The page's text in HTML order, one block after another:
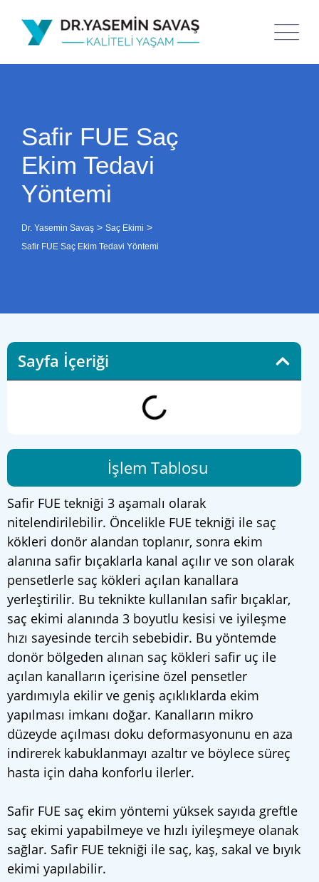
Safir FUE Saç
Ekim Tedavi
Yöntemi
Dr. Yasemin Savaş > Saç Ekimi >
Safir FUE Saç Ekim Tedavi Yöntemi
Sayfa İçeriği
İşlem Tablosu
Safir FUE tekniği 3 aşamalı olarak
nitelendirilebilir. Öncelikle FUE tekniği ile saç
kökleri donör alandan toplanır, sonra ekim
alanına safir bıçaklarla kanal açılır ve son olarak
pensetlerle saç kökleri açılan kanallara
yerleştirilir. Bu teknikte kullanılan safir bıçaklar,
saç ekimi alanında 3 boyutlu kesisi ve iyileşme
hızı sayesinde tercih sebebidir. Bu yöntemde
donör bölgeden alınan saç kökleri safir uç ile
açılan kanalların içerisine özel pensetler
yardımıyla ekilir ve geniş açıklıklarda ekim
yapılması imkanı doğar. Kanalların mikro
düzeyde açılması doku deformasyonunu en aza
indirerek kabuklanmayı azaltır ve böylece süreç
hasta için daha konforlu ilerler.
Safir FUE saç ekim yöntemi yüksek sayıda greftle
saç ekimi yapabilmeye ve hızlı iyileşmeye olanak
sağlar. Safir FUE tekniği ile saç, kaş, sakal ve bıyık
ekimi yapılabilir.